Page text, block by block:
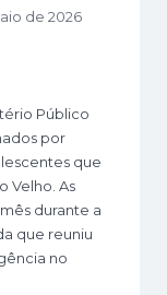
de 2026
Público
por
que
Velho. As
durante a
que reuniu
no